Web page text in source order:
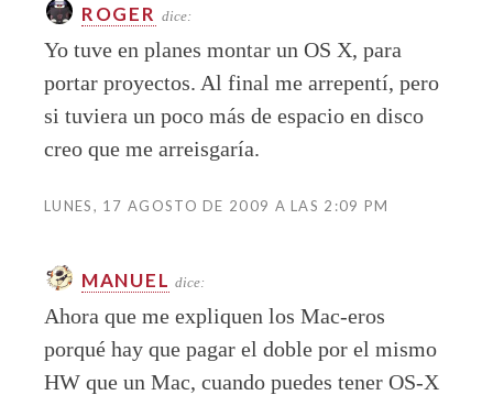
ROGER dice:
Yo tuve en planes montar un OS X, para
portar proyectos. Al final me arrepentí, pero
si tuviera un poco más de espacio en disco
creo que me arreisgaría.
LUNES, 17 AGOSTO DE 2009 A LAS 2:09 PM
MANUEL dice:
Ahora que me expliquen los Mac-eros
porqué hay que pagar el doble por el mismo
HW que un Mac, cuando puedes tener OS-X